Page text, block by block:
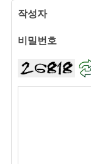
작성자
비밀번호